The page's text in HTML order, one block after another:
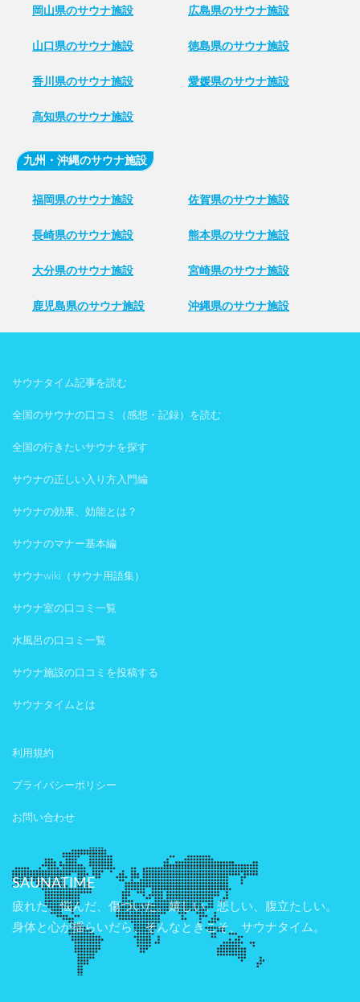
岡山県のサウナ施設 広島県のサウナ施設
山口県のサウナ施設 徳島県のサウナ施設
香川県のサウナ施設 愛媛県のサウナ施設
高知県のサウナ施設
九州・沖縄のサウナ施設
福岡県のサウナ施設 佐賀県のサウナ施設
長崎県のサウナ施設 熊本県のサウナ施設
大分県のサウナ施設 宮崎県のサウナ施設
鹿児島県のサウナ施設 沖縄県のサウナ施設
サウナタイム記事を読む
全国のサウナの口コミ（感想・記録）を読む
全国の行きたいサウナを探す
サウナの正しい入り方入門編
サウナの効果、効能とは？
サウナのマナー基本編
サウナwiki（サウナ用語集）
サウナ室の口コミ一覧
水風呂の口コミ一覧
サウナ施設の口コミを投稿する
サウナタイムとは
利用規約
プライバシーポリシー
お問い合わせ
SAUNATIME
疲れた、悩んだ、傷ついた。嬉しい、悲しい、腹立たしい。
身体と心が揺らいだら、そんなときこそ、サウナタイム。